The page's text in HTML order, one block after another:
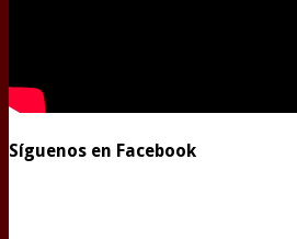
Síguenos en Facebook